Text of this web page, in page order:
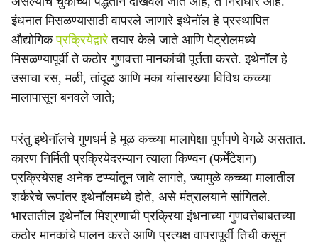
इंधनात मिसळण्यासाठी वापरले जाणारे इथेनॉल हे प्रस्थापित
औद्योगिकप्रक्रियेद्वारेतयार केले जाते आणि पेट्रोलमध्ये
मिसळण्यापूर्वी ते कठोर गुणवत्ता मानकांची पूर्तता करते. इथेनॉल हे
उसाचा रस, मळी, तांदूळ आणि मका यांसारख्या विविध कच्च्या
मालापासून बनवले जाते;
परंतु इथेनॉलचे गुणधर्म हे मूळ कच्च्या मालापेक्षा पूर्णपणे वेगळे असतात.
कारण निर्मिती प्रक्रियेदरम्यान त्याला किण्वन (फर्मेंटेशन)
प्रक्रियेसह अनेक टप्प्यांतून जावे लागते, ज्यामुळे कच्च्या मालातील
शर्करेचे रूपांतर इथेनॉलमध्ये होते, असे मंत्रालयाने सांगितले.
भारतातील इथेनॉल मिश्रणाची प्रक्रिया इंधनाच्या गुणवत्तेबाबतच्या
कठोर मानकांचे पालन करते आणि प्रत्यक्ष वापरापूर्वी तिची कसून